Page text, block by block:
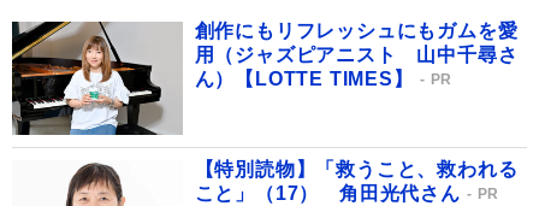
創作にもリフレッシュにもガムを愛
用（ジャズピアニスト 山中千尋さ
ん）【LOTTE TIMES】
PR
【特別読物】「救うこと、救われる
こと」（17） 角田光代さん
PR